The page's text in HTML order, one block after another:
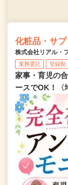
化粧品・サ
株式会社リアル・
業務委託 登録制
家事・育児の
ースでOK！〈